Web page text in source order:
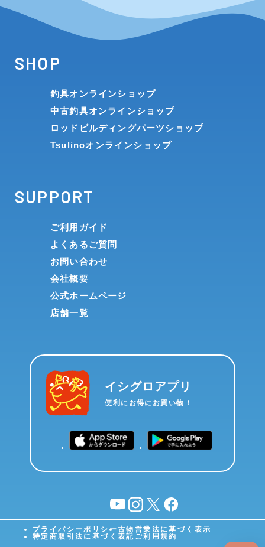
SHOP
釣具オンラインショップ
中古釣具オンラインショップ
ロッドビルディングパーツショップ
Tsulinoオンラインショップ
SUPPORT
ご利用ガイド
よくあるご質問
お問い合わせ
会社概要
公式ホームページ
店舗一覧
イシグロアプリ
便利にお得にお買い物！
YouTubeinstagram
X facebook
プライバシーポリシー古物営業法に基づく表示
特定商取引法に基づく表記 ご利用規約